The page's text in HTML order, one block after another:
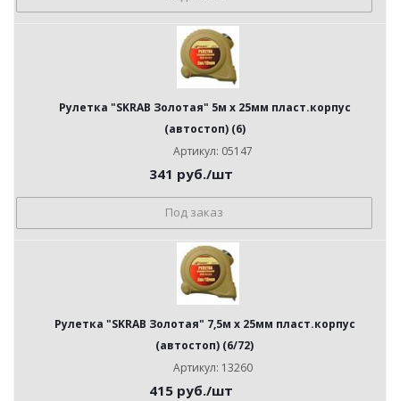
Рулетка "SKRAB Золотая" 5м х 25мм пласт.корпус
(автостоп) (6)
Артикул: 05147
341 руб./шт
Под заказ
Рулетка "SKRAB Золотая" 7,5м х 25мм пласт.корпус
(автостоп) (6/72)
Артикул: 13260
415 руб./шт